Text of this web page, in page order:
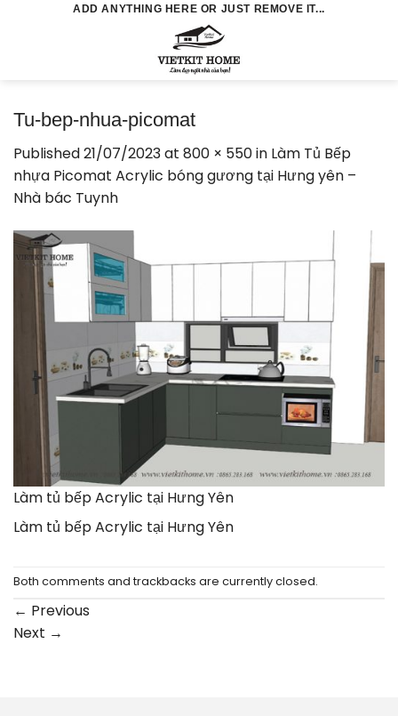
ADD ANYTHING HERE OR JUST REMOVE IT...
Tu-bep-nhua-picomat
Published21/07/2023at 800 × 550in Làm Tủ Bếp
nhựa Picomat Acrylic bóng gương tại Hưng yên –
Nhà bác Tuynh
Làm tủ bếp Acrylic tại Hưng Yên
Làm tủ bếp Acrylic tại Hưng Yên
Both comments and trackbacks are currently closed.
← Previous
Next →